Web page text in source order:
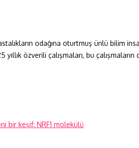
odağına oturtmuş ünlü bilim
özverili çalışmaları, bu